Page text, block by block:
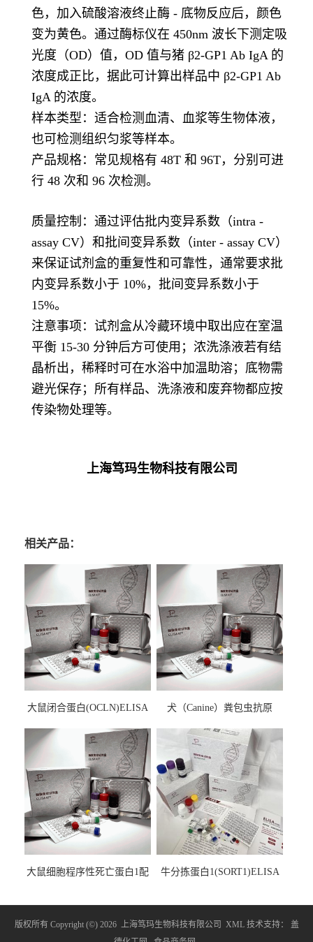
色，加入硫酸溶液终止酶 - 底物反应后，颜色
变为黄色。通过酶标仪在 450nm 波长下测定吸
光度（OD）值，OD 值与猪 β2-GP1 Ab IgA 的
浓度成正比，据此可计算出样品中 β2-GP1 Ab
IgA 的浓度。
样本类型：适合检测血清、血浆等生物体液，
也可检测组织匀浆等样本。
产品规格：常见规格有 48T 和 96T，分别可进
行 48 次和 96 次检测。
质量控制：通过评估批内变异系数（intra -
assay CV）和批间变异系数（inter - assay CV）
来保证试剂盒的重复性和可靠性，通常要求批
内变异系数小于 10%，批间变异系数小于
15%。
注意事项：试剂盒从冷藏环境中取出应在室温
平衡 15-30 分钟后方可使用；浓洗涤液若有结
晶析出，稀释时可在水浴中加温助溶；底物需
避光保存；所有样品、洗涤液和废弃物都应按
传染物处理等。
上海笃玛生物科技有限公司
相关产品：
大鼠闭合蛋白(OCLN)ELISA
犬（Canine）粪包虫抗原
大鼠细胞程序性死亡蛋白1配
试剂盒
牛分拣蛋白1(SORT1)ELISA
版权所有 Copyright (©) 2026 上海笃玛生物科技有限公司 XML技术支持：
盖